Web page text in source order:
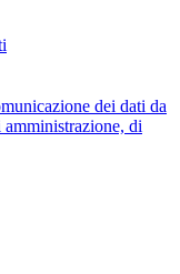
dei dati da
di